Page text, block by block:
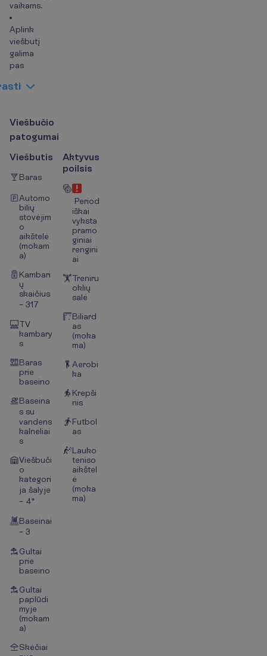
vaikams.
Aplink
viešbutį
galima
pas
asti
Viešbučio
patogumai
Viešbutis
Baras
Automo
bilių
stovėjim
o
aikštelė
(mokam
a)
Kambari
ų
skaičius
– 317
TV
kambary
s
Baras
prie
baseino
Baseina
s su
vandens
kalneliai
s
Viešbuči
o
kategori
ja šalyje
– 4*
Baseinai
– 3
Gultai
prie
baseino
Gultai
paplūdi
myje
(mokam
a)
Skėčiai
Aktyvus
poilsis
Period
iškai
vyksta
pramo
giniai
rengini
ai
Treniru
oklių
salė
Biliard
as
(moka
ma)
Aerobi
ka
Krepši
nis
Futbol
as
Lauko
teniso
aikštel
ė
(moka
ma)